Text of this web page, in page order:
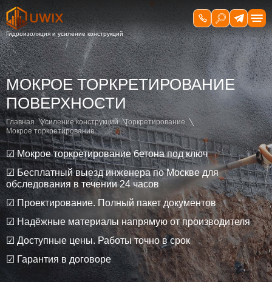
МОКРОЕ ТОРКРЕТИРОВАНИЕ
ПОВЕРХНОСТИ
Главная Усиление конструкций
Торкретирование
Мокрое торкретирование
☑ Мокрое торкретирование бетона под ключ
☑ Бесплатный выезд инженера по Москве для
обследования в течении 24 часов
☑ Проектирование. Полный пакет документов
☑ Надёжные материалы напрямую от производителя
☑ Доступные цены. Работы точно в срок
☑ Гарантия в договоре